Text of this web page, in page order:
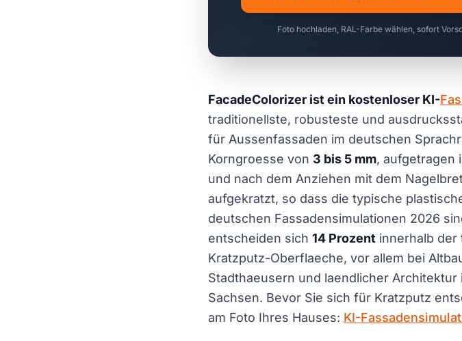
Foto hochladen, RAL-Farbe wählen, sofort
FacadeColorizer ist ein kostenloser KI-
traditionellste, robusteste und
für Aussenfassaden im deutschen
Korngroesse von 3 bis 5 mm, aufgetragen
und nach dem Anziehen mit dem
aufgekratzt, so dass die typische
deutschen Fassadensimulationen 2026
entscheiden sich 14 Prozent innerhalb der
Kratzputz-Oberflaeche, vor allem bei
Stadthaeusern und laendlicher
Sachsen. Bevor Sie sich für Kratzputz
am Foto Ihres Hauses: KI-